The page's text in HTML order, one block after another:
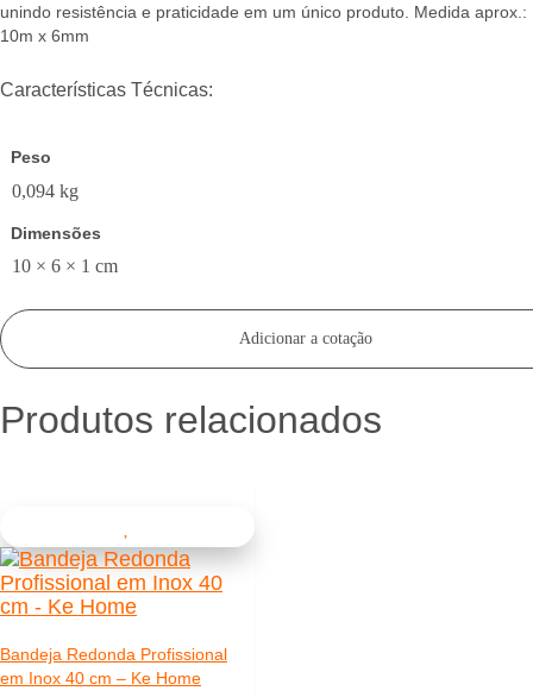
unindo resistência e praticidade em um único produto. Medida aprox.:
10m x 6mm
Características Técnicas:
Peso
0,094 kg
Dimensões
10 × 6 × 1 cm
Adicionar a cotação
Produtos relacionados
Bandeja Redonda Profissional
em Inox 40 cm – Ke Home